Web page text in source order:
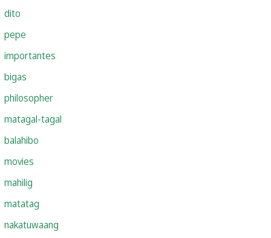
dito
pepe
importantes
bigas
philosopher
matagal-tagal
balahibo
movies
mahilig
matatag
nakatuwaang